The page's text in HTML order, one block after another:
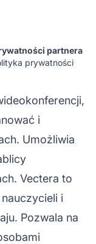
partnera
prywatności
i
Umożliwia
Vectera to
i
Pozwala na